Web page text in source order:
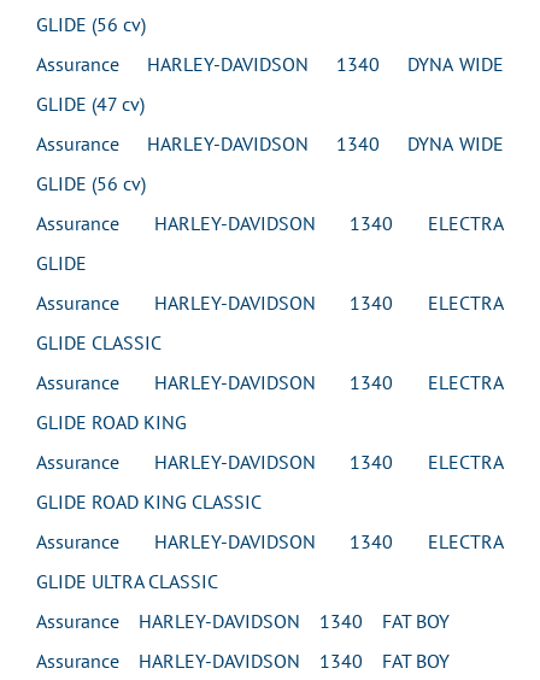
GLIDE (56 cv)
Assurance HARLEY-DAVIDSON 1340 DYNA WIDE
GLIDE (47 cv)
Assurance HARLEY-DAVIDSON 1340 DYNA WIDE
GLIDE (56 cv)
Assurance HARLEY-DAVIDSON 1340 ELECTRA
GLIDE
Assurance HARLEY-DAVIDSON 1340 ELECTRA
GLIDE CLASSIC
Assurance HARLEY-DAVIDSON 1340 ELECTRA
GLIDE ROAD KING
Assurance HARLEY-DAVIDSON 1340 ELECTRA
GLIDE ROAD KING CLASSIC
Assurance HARLEY-DAVIDSON 1340 ELECTRA
GLIDE ULTRA CLASSIC
Assurance HARLEY-DAVIDSON 1340 FAT BOY
Assurance HARLEY-DAVIDSON 1340 FAT BOY